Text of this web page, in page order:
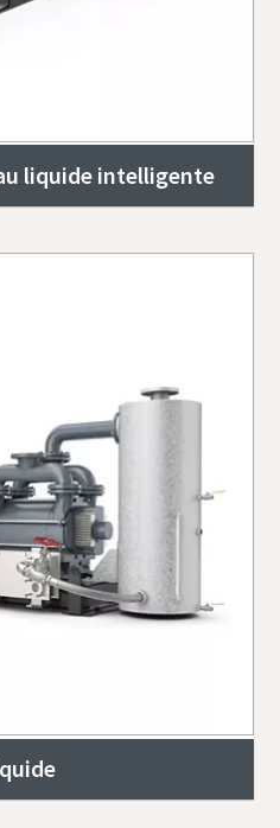
liquide intelligente